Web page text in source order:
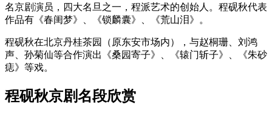
名京剧演员，四大名旦之一，程派艺术的创始人。程砚秋代表
作品有《春闺梦》、《锁麟囊》、《荒山泪》。
程砚秋在北京丹桂茶园（原东安市场内），与赵桐珊、刘鸿
声、孙菊仙等合作演出《桑园寄子》、《辕门斩子》、《朱砂
痣》等戏。
程砚秋京剧名段欣赏